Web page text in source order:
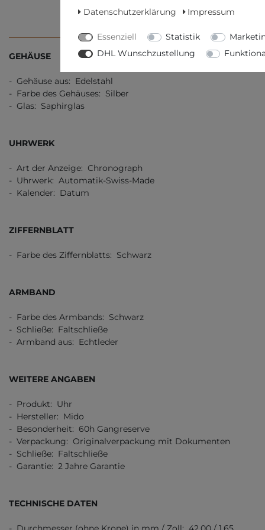
TECHNISCHE DATEN WEITERE
GEHÄUSE
- Gehäuse aus: Edelstahl
- Farbe des Gehäuses: Silber
- Glas: Saphirglas
UHRWERK
- Art der Anzeige: Chronograph
- Uhrwerk: Automatik-Swiss-Made
- Kalender: Datum
ZIFFERNBLATT
- Farbe des Ziffernblatts: Schwarz
ARMBAND
- Farbe des Armbands: Schwarz
- Schließe: Faltschließe
- Armband aus: Echtleder
WEITERE ANGABEN
- Produkt: Uhr
- Hersteller: Mido
- Besonderheit: 60h Gangreserve
- Verpackung: Originalverpackung mit Dokumenten
- Schließe: Faltschließe
- Garantie: 2 Jahre Garantie
TECHNISCHE DATEN
Datenschutzerklärung
Impressum
Essenziell Statistik
DHL Wunschzustellung